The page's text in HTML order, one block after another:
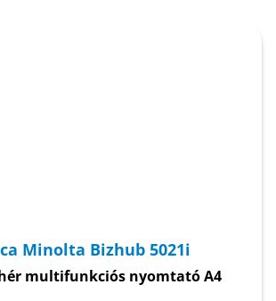
Minolta Bizhub 5021i
multifunkciós nyomtató A4